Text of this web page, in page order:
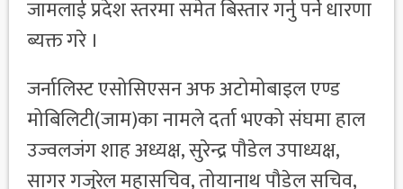
जामलाई प्रदेश स्तरमा समेत बिस्तार गर्नु पर्ने धारणा
ब्यक्त गरे ।
जर्नालिस्ट एसोसिएसन अफ अटोमोबाइल एण्ड
मोबिलिटी(जाम)का नामले दर्ता भएको संघमा हाल
उज्वलजंग शाह अध्यक्ष, सुरेन्द्र पौडेल उपाध्यक्ष,
सागर गजुरेल महासचिव, तोयानाथ पौडेल सचिव,